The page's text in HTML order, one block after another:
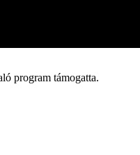
program támogatta.